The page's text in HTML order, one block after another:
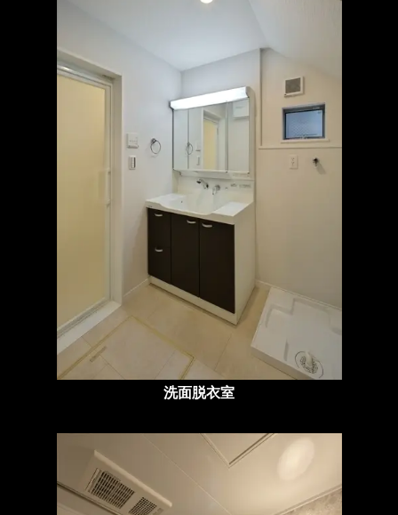
洗面脱衣室